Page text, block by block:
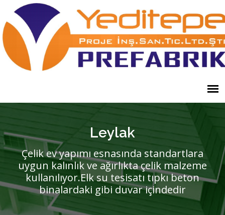
Leylak
Çelik ev yapımı esnasında standartlara
uygun kalınlık ve ağırlıkta çelik malzeme
kullanılıyor.Elk su tesisatı tıpkı beton
binalardaki gibi duvar içindedir